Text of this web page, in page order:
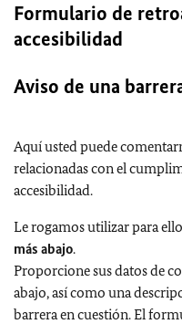
Formulario de
accesibilidad
Aviso de una
Aquí usted puede
relacionadas con el
accesibilidad.
Le rogamos utilizar para ello
más abajo.
Proporcione sus datos de
abajo, así como una
barrera en cuestión. El